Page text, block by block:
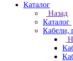
Каталог
Назад
Каталог
Кабели,